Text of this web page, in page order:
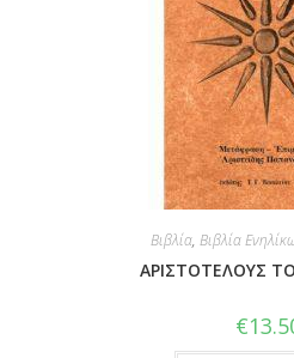
Βιβλία, Βιβλία
ΑΡΙΣΤΟΤΕΛΟΥΣ
€